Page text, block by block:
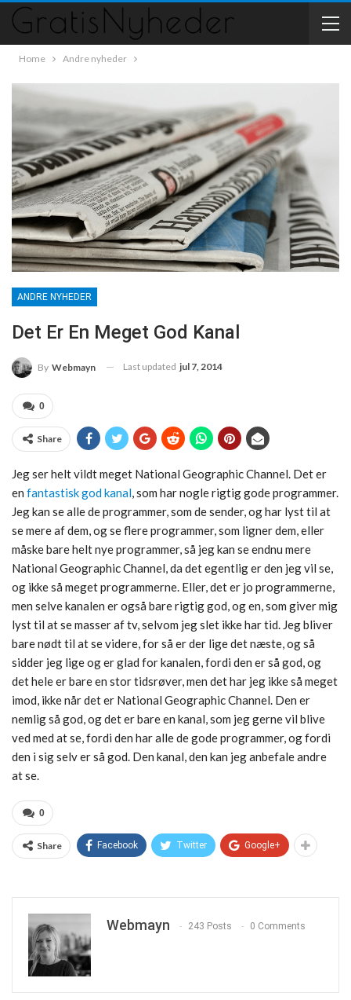
Home Andre nyheder
ANDRE NYHEDER
Det Er En Meget God Kanal
By Webmayn Last updated jul 7, 2014
0
Share
Jeg ser helt vildt meget National Geographic Channel. Det er
en fantastisk god kanal, som har nogle rigtig gode programmer.
Jeg kan se alle de programmer, som de sender, og har lyst til at
se mere af dem, og se flere programmer, som ligner dem, eller
måske bare helt nye programmer, så jeg kan se endnu mere
National Geographic Channel, da det egentlig er den jeg vil se,
og ikke så meget programmerne. Eller, det er jo programmerne,
men selve kanalen er også bare rigtig god, og en, som giver mig
lyst til at se masser af tv, selvom jeg slet ikke har tid. Jeg bliver
bare nødt til at se videre, for så er der lige det næste, og så
sidder jeg lige og er glad for kanalen, fordi den er så god, og
det hele er bare en stor tidsrøver, men det har jeg ikke så meget
imod, ikke når det er National Geographic Channel. Den er
nemlig så god, og det er bare en kanal, som jeg gerne vil blive
ved med at se, fordi den har alle de gode programmer, og fordi
den i sig selv er så god. Den kanal, den kan jeg anbefale andre
at se.
0
Share Facebook Twitter Google+
Webmayn 243 Posts 0 Comments